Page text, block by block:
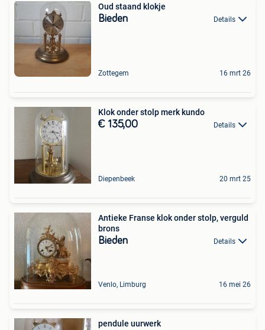
Oud staand klokje
Bieden Details
Zottegem 16 mrt 26
Klok onder stolp merk kundo
€ 135,00 Details
Diepenbeek 20 mrt 25
Antieke Franse klok onder stolp, verguld
brons
Bieden Details
Venlo, Limburg 16 mei 26
pendule uurwerk